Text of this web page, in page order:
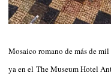
Mosaico romano de más de
ya en el The Museum Hotel